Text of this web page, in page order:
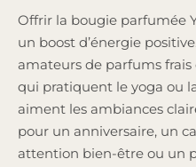
Offrir la bougie parfumée
un boost d’énergie
amateurs de parfums
qui pratiquent le yoga ou
aiment les ambiances
pour un anniversaire, un
attention bien-être ou un